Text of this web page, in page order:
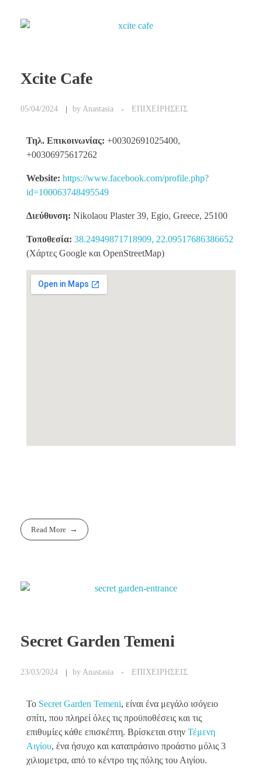
Xcite Cafe
05/04/2024 byAnastasia ΕΠΙΧΕΙΡΗΣΕΙΣ
Τηλ. Επικοινωνίας: +00302691025400,
+00306975617262
Website: https://www.facebook.com/profile.php?
id=100063748495549
Διεύθυνση: Nikolaou Plaster 39, Egio, Greece, 25100
Τοποθεσία: 38.24949871718909, 22.09517686386652
(Χάρτες Google και OpenStreetMap)
Read More
Secret Garden Temeni
23/03/2024 by Anastasia ΕΠΙΧΕΙΡΗΣΕΙΣ
Το Secret Garden Temeni, είναι ένα μεγάλο ισόγειο
σπίτι, που πληρεί όλες τις προϋποθέσεις και τις
επιθυμίες κάθε επισκέπτη. Βρίσκεται στην Τέμενη
Αιγίου, ένα ήσυχο και καταπράσινο προάστιο μόλις 3
χιλιομετρα, από το κέντρο της πόλης του Αιγίου.